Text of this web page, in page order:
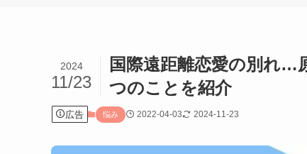
国際遠距離恋愛の別れ…
つのことを紹介
2024
11/23
広告 悩み 2022-04-03 2024-11-23